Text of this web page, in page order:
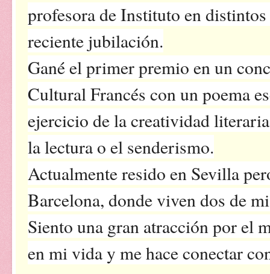
profesora de Instituto en
reciente jubilación.
Gané el primer premio en un
Cultural Francés con un poema
ejercicio de la creatividad
la lectura o el senderismo.
Actualmente resido en Sevilla
Barcelona, donde viven dos de
Siento una gran atracción por el
en mi vida y me hace conectar